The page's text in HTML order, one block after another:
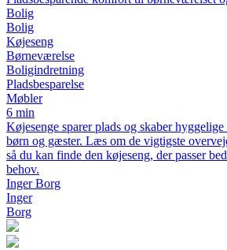
Bolig
Bolig
Køjeseng
Børneværelse
Boligindretning
Pladsbesparelse
Møbler
6 min
Køjesenge sparer plads og skaber
børn og gæster. Læs om de vigtigste
så du kan finde den køjeseng, der passer
behov.
Inger Borg
Inger
Borg